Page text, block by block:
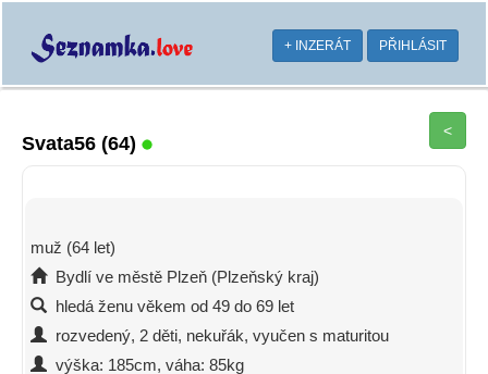
+ INZERÁT PŘIHLÁSIT
Svata56 (64)
<
muž (64 let)
Bydlí ve městě Plzeň (Plzeňský kraj)
hledá ženu věkem od 49 do 69 let
rozvedený, 2 děti, nekuřák, vyučen s maturitou
výška: 185cm, váha: 85kg